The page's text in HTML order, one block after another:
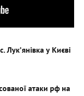
Лукʼянівка у Києві
атаки рф на